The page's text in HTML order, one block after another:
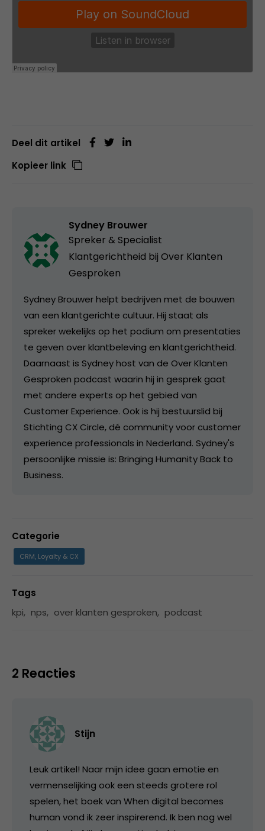
Deel dit artikel
Kopieer link
Sydney Brouwer
Spreker & Specialist
Klantgerichtheid bij Over Klanten
Gesproken
Sydney Brouwer helpt bedrijven met de bouwen
van een klantgerichte cultuur. Hij staat als
spreker wekelijks op het podium om presentaties
te geven over klantbeleving en klantgerichtheid.
Daarnaast is Sydney host van de Over Klanten
Gesproken podcast waarin hij in gesprek gaat
met andere experts op het gebied van
Customer Experience. Ook is hij bestuurslid bij
Stichting CX Circle, dé community voor customer
experience professionals in Nederland. Sydney's
persoonlijke missie is: Bringing Humanity Back to
Business.
Categorie
CRM, Loyalty & CX
Tags
kpi, nps, over klanten gesproken, podcast
2 Reacties
Stijn
Leuk artikel! Naar mijn idee gaan emotie en
vermenselijking ook een steeds grotere rol
spelen, het boek van When digital becomes
human vond ik zeer inspirerend. Ik ben nog wel